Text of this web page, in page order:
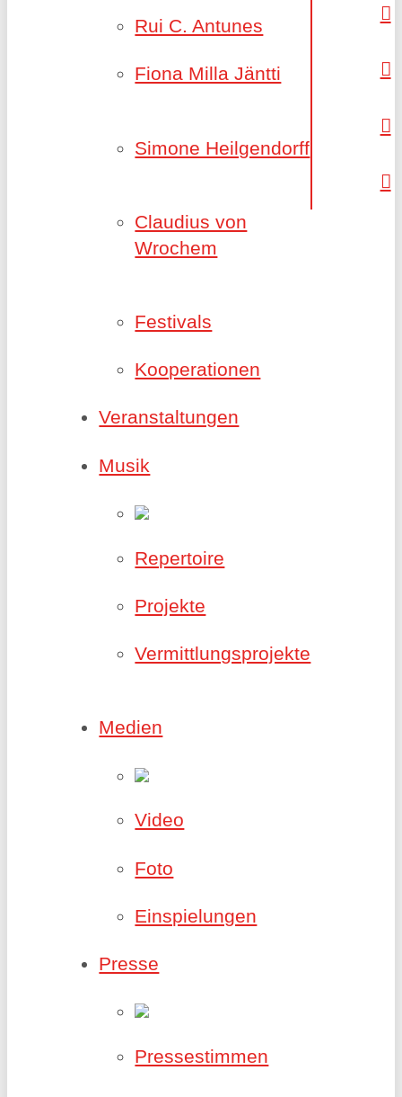
Rui C. Antunes
Fiona Milla Jäntti
Simone Heilgendorff
Claudius von
Wrochem
Festivals
Kooperationen
Veranstaltungen
Musik
Repertoire
Projekte
Vermittlungsprojekte
Medien
Video
Foto
Einspielungen
Presse
Pressestimmen